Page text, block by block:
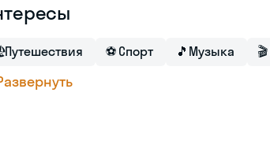
Путешествия ⚽ Спорт 🎵 Музыка 🎬